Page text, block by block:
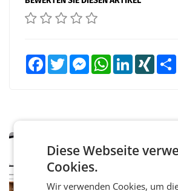
FacebookTwitter MessengerWhatsAppLinkedInXING
Pilnacek-U-
fordert sensible
dazu auf, im U-
Diese Webseite
Cookies.
Wir verwenden Cookies, um